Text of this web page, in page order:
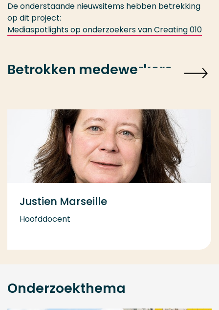
De onderstaande nieuwsitems hebben betrekking
op dit project:
Mediaspotlights op onderzoekers van Creating 010
Betrokken medewerkers
Justien Marseille
Hoofddocent
Onderzoekthema